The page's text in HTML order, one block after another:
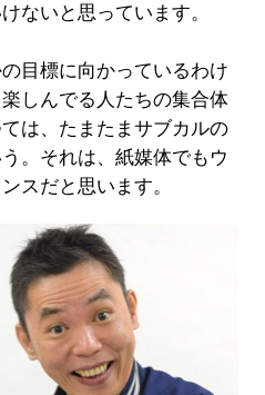
ないと思っています。
目標に向かっているわけ
しんでる人たちの集合体
は、たまたまサブカルの
。それは、紙媒体でもウ
スだと思います。